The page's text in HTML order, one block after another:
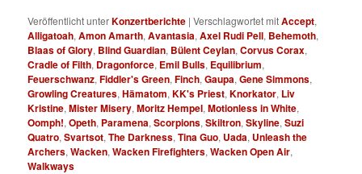
Veröffentlicht unterKonzertberichte |Verschlagwortet mitAccept,
Alligatoah,Amon Amarth,Avantasia,Axel Rudi Pell, Behemoth,
Blaas of Glory, Blind Guardian, Bülent Ceylan,Corvus Corax,
Cradle of Filth, Dragonforce, Emil Bulls, Equilibrium,
Feuerschwanz,Fiddler's Green,Finch,Gaupa,Gene Simmons,
Growling Creatures,Hämatom,KK's Priest,Knorkator, Liv
Kristine,Mister Misery,Moritz Hempel,Motionless in White,
Oomph!,Opeth, Paramena,Scorpions,Skiltron,Skyline,Suzi
Quatro,Svartsot,The Darkness,Tina Guo, Uada, Unleash the
Archers,Wacken,Wacken Firefighters,Wacken Open Air,
Walkways